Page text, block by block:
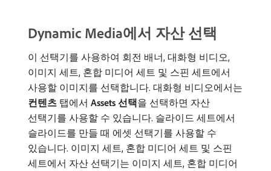
Dynamic Media에서 자산 선택
이 선택기를 사용하여 회전 배너, 대화형 비디오,
이미지 세트, 혼합 미디어 세트 및 스핀 세트에서
사용할 이미지를 선택합니다. 대화형 비디오에서는
컨텐츠 탭에서 Assets 선택​을 선택하면 자산
선택기를 사용할 수 있습니다. 슬라이드 세트에서
슬라이드를 만들 때 에셋 선택기를 사용할 수
있습니다. 이미지 세트, 혼합 미디어 세트 및 스핀
세트에서 자산 선택기는 이미지 세트, 혼합 미디어